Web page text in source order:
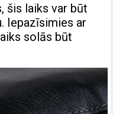
šis laiks var būt
Iepazīsimies ar
solās būt